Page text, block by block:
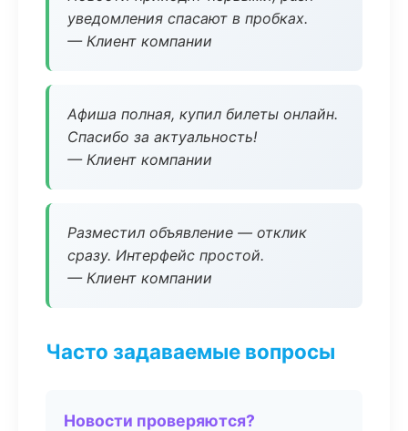
уведомления спасают в пробках.
— Клиент компании
Афиша полная, купил билеты онлайн.
Спасибо за актуальность!
— Клиент компании
Разместил объявление — отклик
сразу. Интерфейс простой.
— Клиент компании
Часто задаваемые вопросы
Новости проверяются?